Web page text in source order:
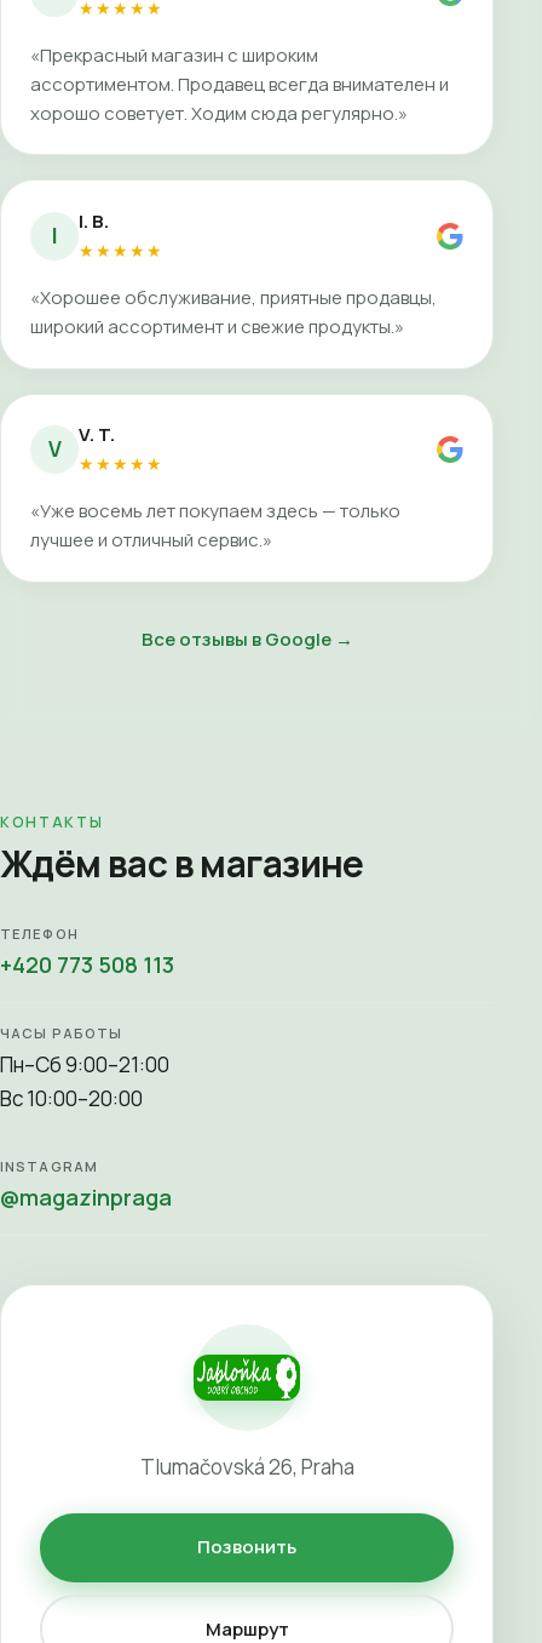
★★★★★
«Прекрасный магазин с широким
ассортиментом. Продавец всегда внимателен и
хорошо советует. Ходим сюда регулярно.»
I I. B.
★★★★★
«Хорошее обслуживание, приятные продавцы,
широкий ассортимент и свежие продукты.»
V V. T.
★★★★★
«Уже восемь лет покупаем здесь — только
лучшее и отличный сервис.»
Все отзывы в Google →
КОНТАКТЫ
Ждём вас в магазине
ТЕЛЕФОН
+420 773 508 113
ЧАСЫ РАБОТЫ
Пн–Сб 9:00–21:00
Вс 10:00–20:00
INSTAGRAM
@magazinpraga
Tlumačovská 26, Praha
Позвонить
Маршрут